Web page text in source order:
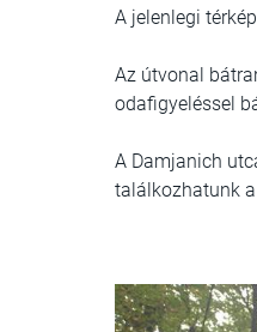
A jelenlegi
Az útvonal
odafigyeléssel
A Damjanich
találkozhatunk